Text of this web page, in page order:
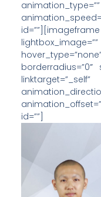
borderradius=”0″
id=””]